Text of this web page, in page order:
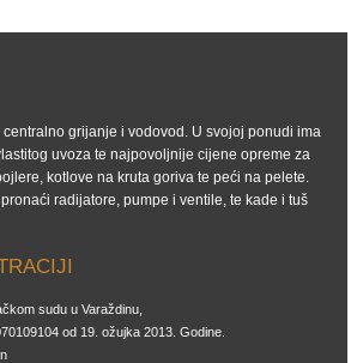
centralno grijanje i vodovod. U svojoj ponudi ima
uvoza te najpovoljnije cijene opreme za
kotlove na kruta goriva te peći na pelete.
radijatore, pumpe i ventile, te kade i tuš
sudu u Varaždinu,
od 19. ožujka 2013. Godine.